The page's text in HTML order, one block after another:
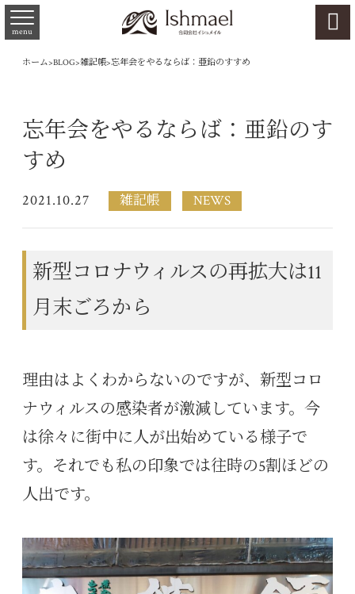
menu 
ホーム>BLOG>雑記帳>忘年会をやるならば：亜鉛のすすめ
忘年会をやるならば：亜鉛のす
すめ
2021.10.27 雑記帳 NEWS
新型コロナウィルスの再拡大は11
月末ごろから
理由はよくわからないのですが、新型コロ
ナウィルスの感染者が激減しています。今
は徐々に街中に人が出始めている様子で
す。それでも私の印象では往時の5割ほどの
人出です。